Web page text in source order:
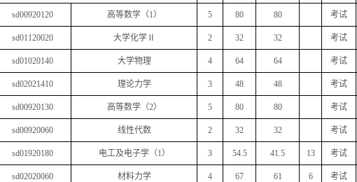
sd00920120 高等数学（1） 5 80 80 考试
sd01120020 大学化学Ⅱ 2 32 32 考试
sd01020140 大学物理 4 64 64 考试
sd02021410 理论力学 3 48 48 考试
sd00920130 高等数学（2） 5 80 80 考试
sd00920060 线性代数 2 32 32 考试
sd01920180 电工及电子学（1） 3 54.5 41.5 13 考试
sd02020060 材料力学 4 67 61 6 考试